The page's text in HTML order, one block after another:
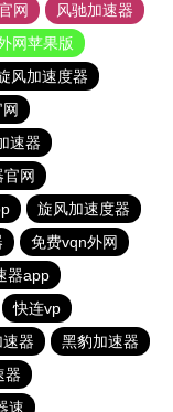
网
风驰加速器
网苹果版
风加速度器
速器
官网
旋风加速度器
免费vqn外网
器app
快连vp
器
黑豹加速器
器
速